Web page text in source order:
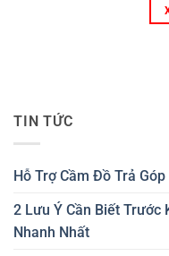
TIN TỨC
Hỗ Trợ Cầm Đồ Trả
2 Lưu Ý Cần Biết Trước
Nhanh Nhất